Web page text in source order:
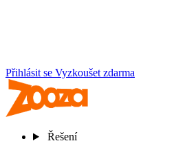
Přihlásit se Vyzkoušet zdarma
Řešení